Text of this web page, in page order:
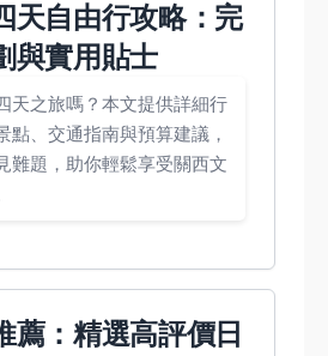
天自由行攻略：完
與實用貼士
天之旅嗎？本文提供詳細行
點、交通指南與預算建議，
難題，助你輕鬆享受關西文
薦：精選高評價日